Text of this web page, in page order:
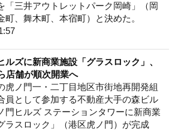
「三井アウトレットパーク岡崎」（岡
町、舞木町、本宿町）と決めた。
ルズに新商業施設「グラスロック」、
店舗が順次開業へ
虎ノ門一・二丁目地区市街地再開発組
員として参加する不動産大手の森ビル
門ヒルズ ステーションタワーに新商業
ラスロック」（港区虎ノ門）が完成